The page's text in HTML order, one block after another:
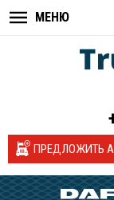
МЕНЮ
ПРЕДЛОЖИТЬ